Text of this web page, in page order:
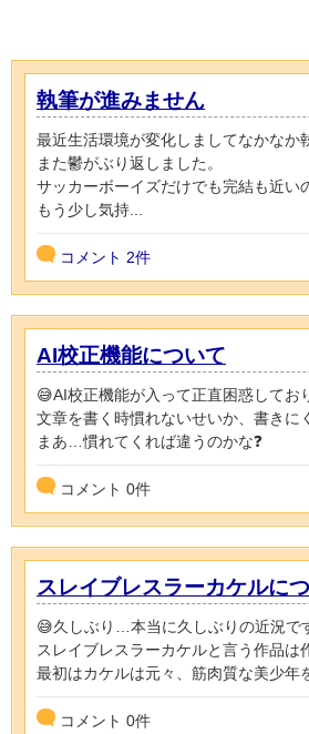
執筆が進みません
最近生活環境が変化しましてなかなか
また鬱がぶり返しました。
サッカーボーイズだけでも完結も近い
もう少し気持...
コメント 2件
AI校正機能について
😅AI校正機能が入って正直困惑してお
文章を書く時慣れないせいか、書きに
まあ…慣れてくれば違うのかな❓️
コメント 0件
スレイブレスラーカケルに
😅久しぶり…本当に久しぶりの近況で
スレイブレスラーカケルと言う作品は
最初はカケルは元々、筋肉質な美少年
コメント 0件